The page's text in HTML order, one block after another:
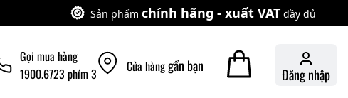
Sản phẩm chính hãng - xuất VAT đầy đủ
Gọi mua hàng
1900.6723 phím 3
Cửa hànggần bạn Đăng nhập